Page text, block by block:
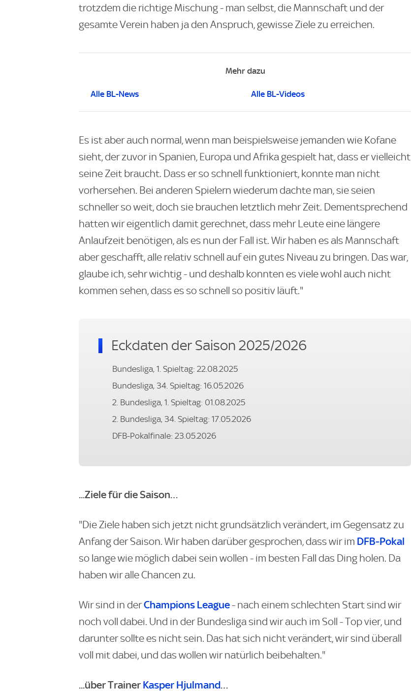
trotzdem die richtige Mischung - man selbst, die Mannschaft und der
gesamte Verein haben ja den Anspruch, gewisse Ziele zu erreichen.
Mehr dazu
Alle BL-News Alle BL-Videos
Es ist aber auch normal, wenn man beispielsweise jemanden wie Kofane
sieht, der zuvor in Spanien, Europa und Afrika gespielt hat, dass er vielleicht
seine Zeit braucht. Dass er so schnell funktioniert, konnte man nicht
vorhersehen. Bei anderen Spielern wiederum dachte man, sie seien
schneller so weit, doch sie brauchen letztlich mehr Zeit. Dementsprechend
hatten wir eigentlich damit gerechnet, dass mehr Leute eine längere
Anlaufzeit benötigen, als es nun der Fall ist. Wir haben es als Mannschaft
aber geschafft, alle relativ schnell auf ein gutes Niveau zu bringen. Das war,
glaube ich, sehr wichtig - und deshalb konnten es viele wohl auch nicht
kommen sehen, dass es so schnell so positiv läuft."
Eckdaten der Saison 2025/2026
Bundesliga, 1. Spieltag: 22.08.2025
Bundesliga, 34. Spieltag: 16.05.2026
2. Bundesliga, 1. Spieltag: 01.08.2025
2. Bundesliga, 34. Spieltag: 17.05.2026
DFB-Pokalfinale: 23.05.2026
...Ziele für die Saison…
"Die Ziele haben sich jetzt nicht grundsätzlich verändert, im Gegensatz zu
Anfang der Saison. Wir haben darüber gesprochen, dass wir im DFB-Pokal
so lange wie möglich dabei sein wollen - im besten Fall das Ding holen. Da
haben wir alle Chancen zu.
Wir sind in derChampions League- nach einem schlechten Start sind wir
noch voll dabei. Und in der Bundesliga sind wir auch im Soll - Top vier, und
darunter sollte es nicht sein. Das hat sich nicht verändert, wir sind überall
voll mit dabei, und das wollen wir natürlich beibehalten."
...über Trainer Kasper Hjulmand…